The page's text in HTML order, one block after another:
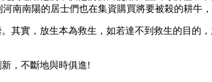
南南陽的居士們也在集資購買將要被殺的耕牛
實，放生本為救生，如若達不到救生的目的
，不斷地與時俱進!